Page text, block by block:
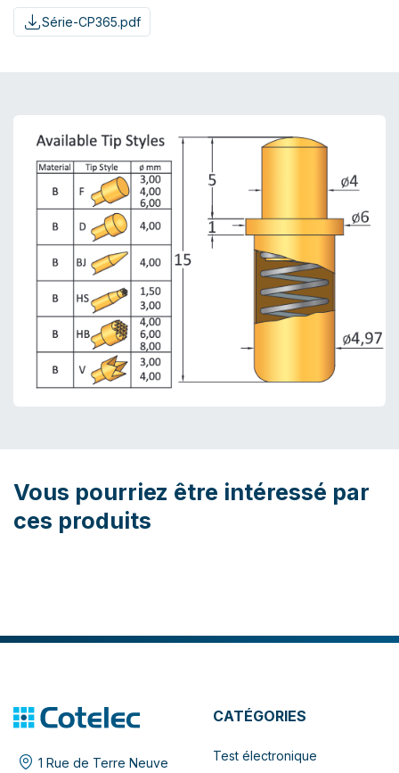
Série-CP365.pdf
Vous pourriez être intéressé par
ces produits
1 Rue de Terre Neuve
CATÉGORIES
Test électronique